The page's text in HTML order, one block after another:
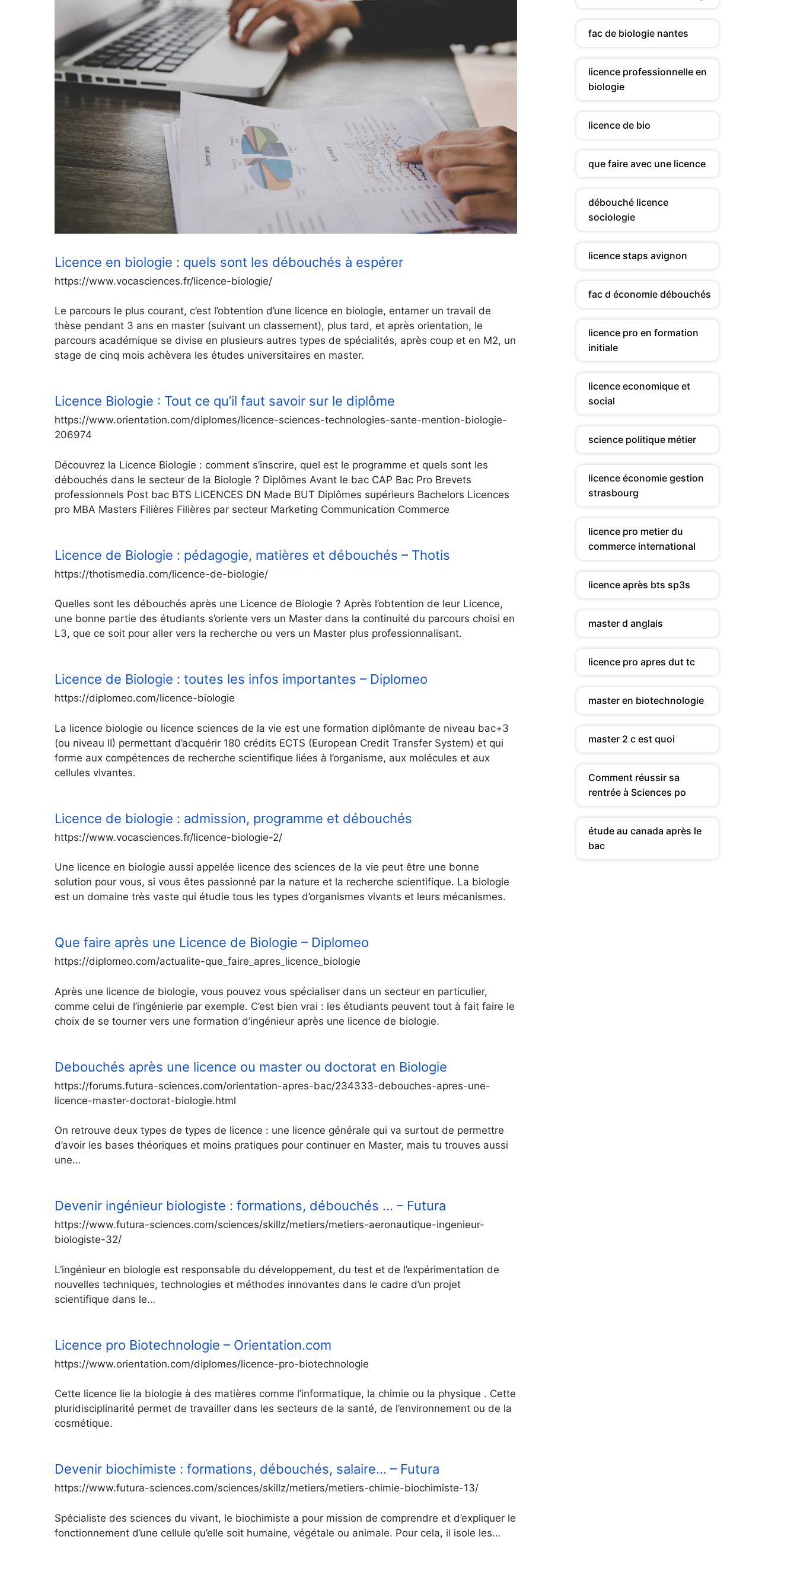
Licence en biologie : quels sont les débouchés à espérer
https://www.vocasciences.fr/licence-biologie/
Le parcours le plus courant, c’est l’obtention d’une licence en biologie, entamer un travail de
thèse pendant 3 ans en master (suivant un classement), plus tard, et après orientation, le
parcours académique se divise en plusieurs autres types de spécialités, après coup et en M2, un
stage de cinq mois achèvera les études universitaires en master.
Licence Biologie : Tout ce qu’il faut savoir sur le diplôme
https://www.orientation.com/diplomes/licence-sciences-technologies-sante-mention-biologie-
206974
Découvrez la Licence Biologie : comment s’inscrire, quel est le programme et quels sont les
débouchés dans le secteur de la Biologie ? Diplômes Avant le bac CAP Bac Pro Brevets
professionnels Post bac BTS LICENCES DN Made BUT Diplômes supérieurs Bachelors Licences
pro MBA Masters Filières Filières par secteur Marketing Communication Commerce
Licence de Biologie : pédagogie, matières et débouchés – Thotis
https://thotismedia.com/licence-de-biologie/
Quelles sont les débouchés après une Licence de Biologie ? Après l’obtention de leur Licence,
une bonne partie des étudiants s’oriente vers un Master dans la continuité du parcours choisi en
L3, que ce soit pour aller vers la recherche ou vers un Master plus professionnalisant.
Licence de Biologie : toutes les infos importantes – Diplomeo
https://diplomeo.com/licence-biologie
La licence biologie ou licence sciences de la vie est une formation diplômante de niveau bac+3
(ou niveau II) permettant d’acquérir 180 crédits ECTS (European Credit Transfer System) et qui
forme aux compétences de recherche scientifique liées à l’organisme, aux molécules et aux
cellules vivantes.
Licence de biologie : admission, programme et débouchés
https://www.vocasciences.fr/licence-biologie-2/
Une licence en biologie aussi appelée licence des sciences de la vie peut être une bonne
solution pour vous, si vous êtes passionné par la nature et la recherche scientifique. La biologie
est un domaine très vaste qui étudie tous les types d’organismes vivants et leurs mécanismes.
Que faire après une Licence de Biologie – Diplomeo
https://diplomeo.com/actualite-que_faire_apres_licence_biologie
Après une licence de biologie, vous pouvez vous spécialiser dans un secteur en particulier,
comme celui de l’ingénierie par exemple. C’est bien vrai : les étudiants peuvent tout à fait faire le
choix de se tourner vers une formation d’ingénieur après une licence de biologie.
Debouchés après une licence ou master ou doctorat en Biologie
https://forums.futura-sciences.com/orientation-apres-bac/234333-debouches-apres-une-
licence-master-doctorat-biologie.html
On retrouve deux types de types de licence : une licence générale qui va surtout de permettre
d’avoir les bases théoriques et moins pratiques pour continuer en Master, mais tu trouves aussi
une…
Devenir ingénieur biologiste : formations, débouchés … – Futura
https://www.futura-sciences.com/sciences/skillz/metiers/metiers-aeronautique-ingenieur-
biologiste-32/
L’ingénieur en biologie est responsable du développement, du test et de l’expérimentation de
nouvelles techniques, technologies et méthodes innovantes dans le cadre d’un projet
scientifique dans le…
Licence pro Biotechnologie – Orientation.com
https://www.orientation.com/diplomes/licence-pro-biotechnologie
Cette licence lie la biologie à des matières comme l’informatique, la chimie ou la physique . Cette
pluridisciplinarité permet de travailler dans les secteurs de la santé, de l’environnement ou de la
cosmétique.
Devenir biochimiste : formations, débouchés, salaire… – Futura
https://www.futura-sciences.com/sciences/skillz/metiers/metiers-chimie-biochimiste-13/
Spécialiste des sciences du vivant, le biochimiste a pour mission de comprendre et d’expliquer le
fonctionnement d’une cellule qu’elle soit humaine, végétale ou animale. Pour cela, il isole les…
fac de biologie nantes
licence professionnelle en
biologie
licence de bio
que faire avec une licence
débouché licence
sociologie
licence staps avignon
fac d économie débouchés
licence pro en formation
initiale
licence economique et
social
science politique métier
licence économie gestion
strasbourg
licence pro metier du
commerce international
licence après bts sp3s
master d anglais
licence pro apres dut tc
master en biotechnologie
master 2 c est quoi
Comment réussir sa
rentrée à Sciences po
étude au canada après le
bac